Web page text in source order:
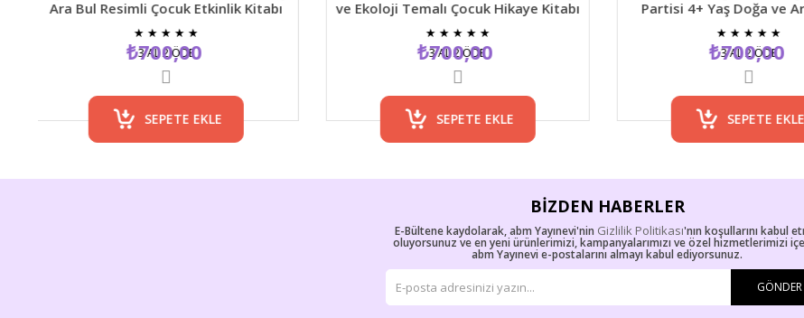
Bul Resimli Çocuk Etkinlik Kitabı
★
₺700,00
SEPETE EKLE
3 AL 2 ÖDE
ve Ekoloji Temalı Çocuk Hikaye Kitabı
★
₺700,00
SEPETE EKLE
3 AL 2 ÖDE
Partisi 4+ Yaş Doğa ve Arkadaşlık
Temalı Resimli Çocuk Hikaye Kitabı
★
₺700,00
SEPETE EKLE
3 AL 2 ÖDE
BIZDEN HABERLER
E-Bültene kaydolarak, abm Yayınevi'nin Gizlilik Politikası'nın koşullarını kabul
oluyorsunuz ve en yeni ürünlerimizi, kampanyalarımızı ve özel hizmetlerimizi
abm Yayınevi e-postalarını almayı kabul ediyorsunuz.
GÖNDER